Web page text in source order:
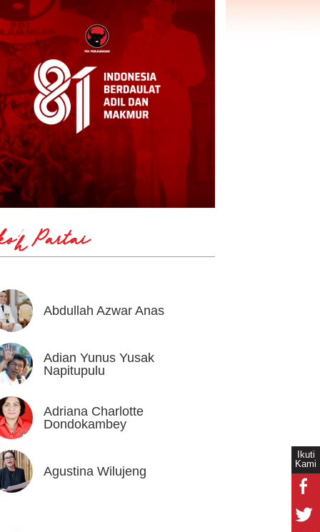
Ikuti
Kami
Partai
Abdullah Azwar Anas
Adian Yunus Yusak
Napitupulu
Adriana Charlotte
Dondokambey
Agustina Wilujeng Andi